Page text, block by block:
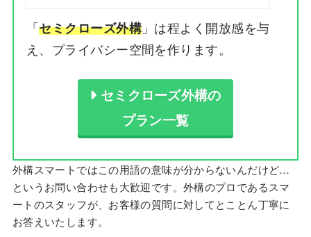
「セミクローズ外構」は程よく開放感を与
え、プライバシー空間を作ります。
セミクローズ外構の
プラン一覧
外構スマートではこの用語の意味が分からないんだけど…
というお問い合わせも大歓迎です。外構のプロであるスマ
ートのスタッフが、お客様の質問に対してとことん丁寧に
お答えいたします。